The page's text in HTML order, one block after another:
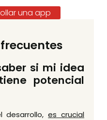
una app
si mi idea
potencial
desarrollo,es crucial